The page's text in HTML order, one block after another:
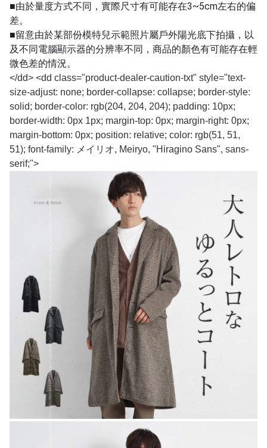
■由於量度方式不同，實際尺寸有可能存在3~5cm左右的偏
差。
■留意由於某部份模特兒示範照片屬戶外陽光底下拍攝，以
及不同電腦顯示器的分辨率不同，商品的顏色有可能存在輕
微色差的情況。
</dd> <dd class="product-dealer-caution-txt" style="text-
size-adjust: none; border-collapse: collapse; border-style:
solid; border-color: rgb(204, 204, 204); padding: 10px;
border-width: 0px 1px; margin-top: 0px; margin-right: 0px;
margin-bottom: 0px; position: relative; color: rgb(51, 51,
51); font-family: メイリオ, Meiryo, "Hiragino Sans", sans-
serif;">